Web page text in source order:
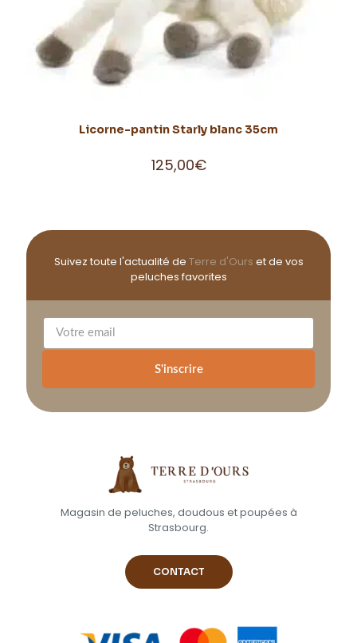
Licorne-pantin Starly blanc 35cm
125,00€
Suivez toute l'actualité de Terre d'Ours et de vos
peluches favorites
S'inscrire
Magasin de peluches, doudous et poupées à
Strasbourg.
CONTACT